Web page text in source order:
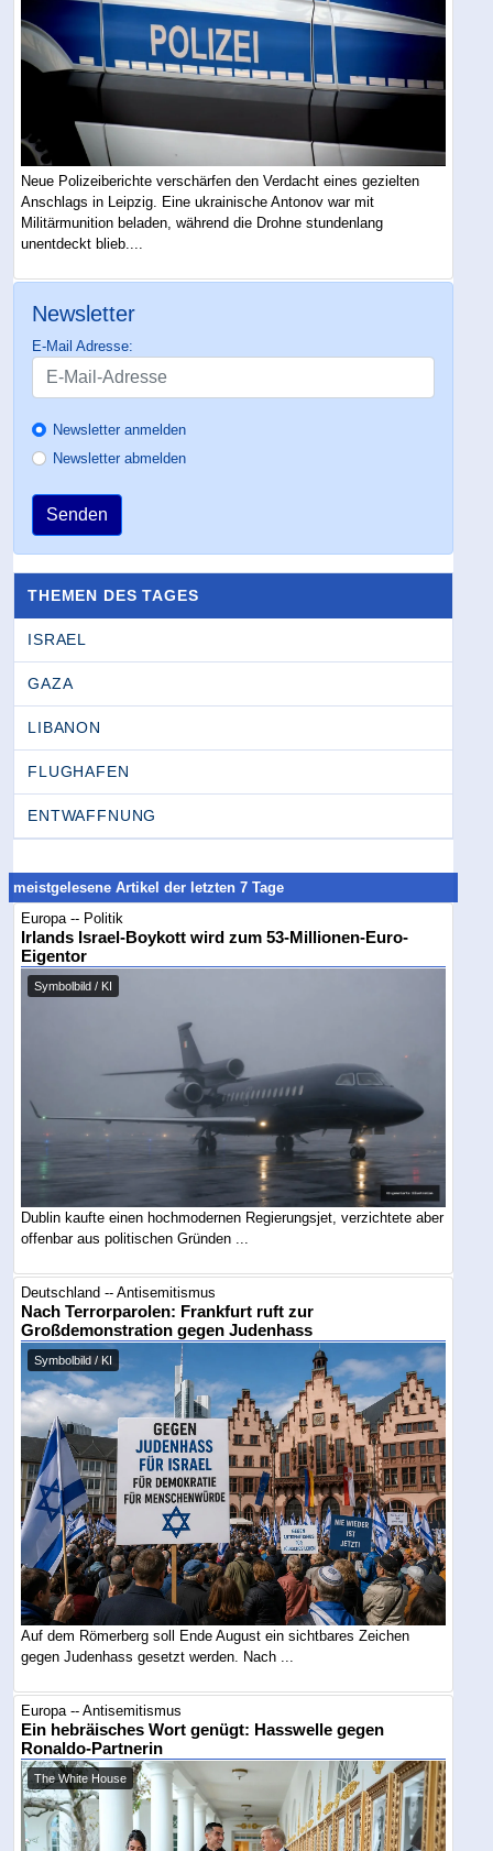
Neue Polizeiberichte verschärfen den Verdacht eines gezielten
Anschlags in Leipzig. Eine ukrainische Antonov war mit
Militärmunition beladen, während die Drohne stundenlang
unentdeckt blieb....
Newsletter
E-Mail Adresse:
Newsletter anmelden
Newsletter abmelden
Senden
THEMEN DES TAGES
ISRAEL
GAZA
LIBANON
FLUGHAFEN
ENTWAFFNUNG
meistgelesene Artikel der letzten 7 Tage
Europa -- Politik
Irlands Israel-Boykott wird zum 53-Millionen-Euro-
Eigentor
Symbolbild / KI
Dublin kaufte einen hochmodernen Regierungsjet, verzichtete aber
offenbar aus politischen Gründen ...
Deutschland -- Antisemitismus
Nach Terrorparolen: Frankfurt ruft zur
Großdemonstration gegen Judenhass
Symbolbild / KI
Auf dem Römerberg soll Ende August ein sichtbares Zeichen
gegen Judenhass gesetzt werden. Nach ...
Europa -- Antisemitismus
Ein hebräisches Wort genügt: Hasswelle gegen
Ronaldo-Partnerin
The White House